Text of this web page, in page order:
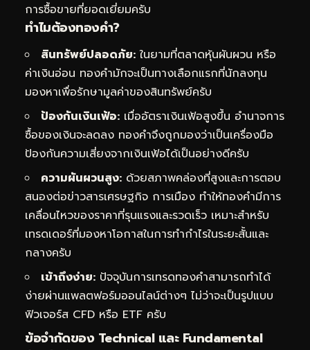
การซื้อขายที่ยอดเยี่ยมครับ
ทำไมต้องทองคำ?
สินทรัพย์ปลอดภัย: ในยามที่ตลาดหุ้นผันผวน หรือ
ค่าเงินอ่อน ทองคำมักจะเป็นทางเลือกแรกที่นักลงทุน
มองหาเพื่อรักษามูลค่าของสินทรัพย์ครับ
ป้องกันเงินเฟ้อ: เมื่ออัตราเงินเฟ้อสูงขึ้น อำนาจการ
ซื้อของเงินจะลดลง ทองคำจึงถูกมองว่าเป็นเครื่องมือ
ป้องกันความเสี่ยงจากเงินเฟ้อได้เป็นอย่างดีครับ
ความผันผวนสูง: ด้วยสภาพคล่องที่สูงและการตอบ
สนองต่อข่าวสารเศรษฐกิจ การเมือง ทำให้ทองคำมีการ
เคลื่อนไหวของราคาที่รุนแรงและรวดเร็ว เหมาะสำหรับ
เทรดเดอร์ที่มองหาโอกาสในการทำกำไรในระยะสั้นและ
กลางครับ
เข้าถึงง่าย: ปัจจุบันการเทรดทองคำสามารถทำได้
ง่ายผ่านแพลตฟอร์มออนไลน์ต่างๆ ไม่ว่าจะเป็นรูปแบบ
ฟิวเจอร์ส CFD หรือ ETF ครับ
ข้อจำกัดของ Technical และ Fundamental